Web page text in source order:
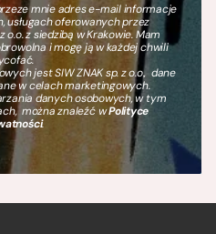
mnie adres e-mail informacje
usługach oferowanych przez
o.o. z siedzibą w Krakowie. Mam
i mogę ją w każdej chwili
jest SIW ZNAK sp. z o.o., dane
w celach marketingowych.
danych osobowych, w tym
można znaleźć wPolityce
.